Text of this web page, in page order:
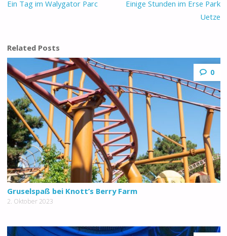
Ein Tag im Walygator Parc
Einige Stunden im Erse Park
Uetze
Related Posts
0
Gruselspaß bei Knott’s Berry Farm
2. Oktober 2023